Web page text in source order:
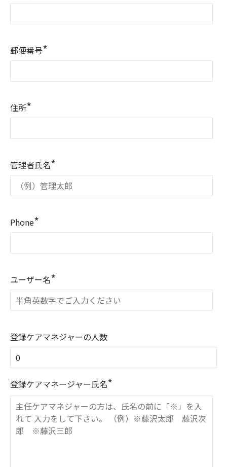
郵便番号*
住所*
管理者氏名*
Phone*
ユーザー名*
登録ケアマネジャーの人数
登録ケアマネージャー氏名*